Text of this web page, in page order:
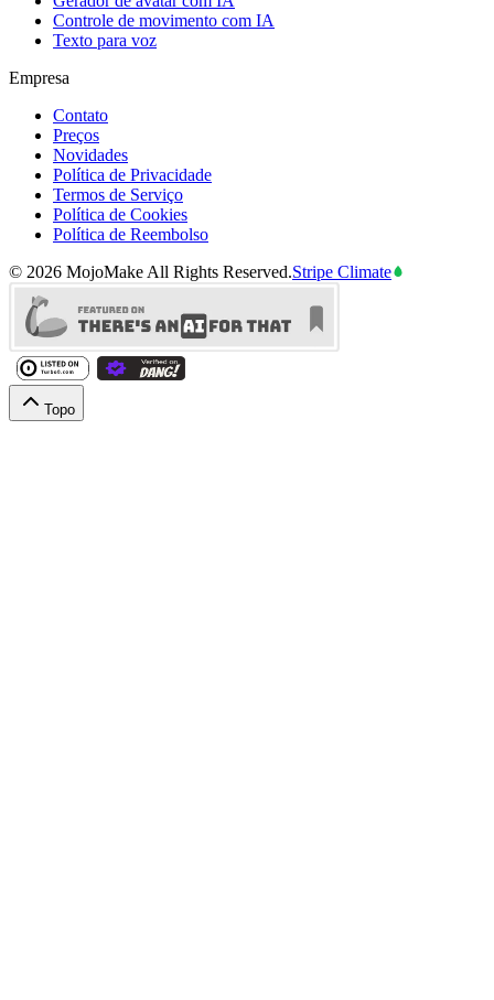
Controle de movimento com IA
Texto para voz
Empresa
Contato
Preços
Novidades
Política de Privacidade
Termos de Serviço
Política de Cookies
Política de Reembolso
© 2026 MojoMake All Rights Reserved.Stripe Climate
Topo